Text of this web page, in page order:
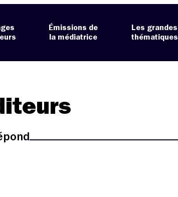
Émissions de
la médiatrice
Les grandes
thématiques